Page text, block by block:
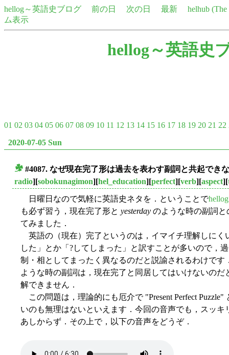
hellog～英語史ブログ 前の日 次の日 最新
helhub
ム表示
hellog～英語史
01 02 03 04 05 06 07 08 09 10 11 12 13 14 15 16 17 18 19 20 21 22
2020-07-05 Sun
#4087. なぜ現在完了形は過去を表わす副詞と共起でき
radio][sobokunagimon][hel_education][perfect][verb][aspect][
日曜日なので気軽に英語史ネタを．ということで
も必ず習う，現在完了形と yesterday のような時の副詞
てみました．
英語の（現在）完了というのは，イマイチ理解しにく
した」とか「?してしまった」と訳すことが多いので，
制・相としてまったく異なるのだと説諭されるわけで
ような時の副詞は，現在完了と同居してはいけないの
解できません．
この問題は，理論的にも厄介で "Present Perfect
いのも無理はないといえます．今回の音声でも，スッ
あしからず．その上で，以下の音声をどうぞ．